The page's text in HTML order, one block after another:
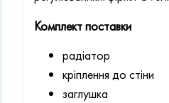
Комплект поставки
радіатор
кріплення до стіни
заглушка